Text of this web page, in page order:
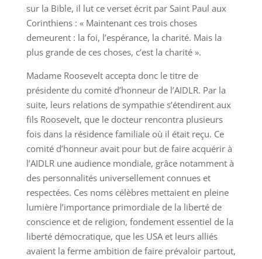
sur la Bible, il lut ce verset écrit par Saint Paul aux
Corinthiens : « Maintenant ces trois choses
demeurent : la foi, l’espérance, la charité. Mais la
plus grande de ces choses, c’est la charité ».
Madame Roosevelt accepta donc le titre de
présidente du comité d’honneur de l’AIDLR. Par la
suite, leurs relations de sympathie s’étendirent aux
fils Roosevelt, que le docteur rencontra plusieurs
fois dans la résidence familiale où il était reçu. Ce
comité d’honneur avait pour but de faire acquérir à
l’AIDLR une audience mondiale, grâce notamment à
des personnalités universellement connues et
respectées. Ces noms célèbres mettaient en pleine
lumière l’importance primordiale de la liberté de
conscience et de religion, fondement essentiel de la
liberté démocratique, que les USA et leurs alliés
avaient la ferme ambition de faire prévaloir partout,